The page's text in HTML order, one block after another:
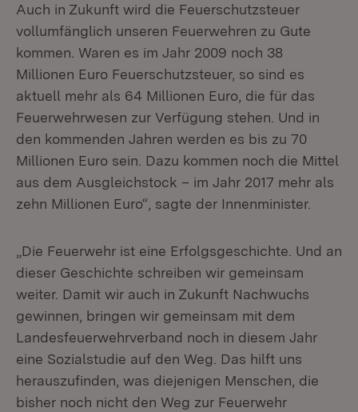
Auch in Zukunft wird die Feuerschutzsteuer
vollumfänglich unseren Feuerwehren zu Gute
kommen. Waren es im Jahr 2009 noch 38
Millionen Euro Feuerschutzsteuer, so sind es
aktuell mehr als 64 Millionen Euro, die für das
Feuerwehrwesen zur Verfügung stehen. Und in
den kommenden Jahren werden es bis zu 70
Millionen Euro sein. Dazu kommen noch die Mittel
aus dem Ausgleichstock – im Jahr 2017 mehr als
zehn Millionen Euro“, sagte der Innenminister.
„Die Feuerwehr ist eine Erfolgsgeschichte. Und an
dieser Geschichte schreiben wir gemeinsam
weiter. Damit wir auch in Zukunft Nachwuchs
gewinnen, bringen wir gemeinsam mit dem
Landesfeuerwehrverband noch in diesem Jahr
eine Sozialstudie auf den Weg. Das hilft uns
herauszufinden, was diejenigen Menschen, die
bisher noch nicht den Weg zur Feuerwehr